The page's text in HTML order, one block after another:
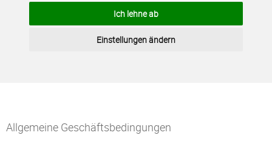
Ich lehne ab
Einstellungen ändern
Allgemeine Geschäftsbedingungen